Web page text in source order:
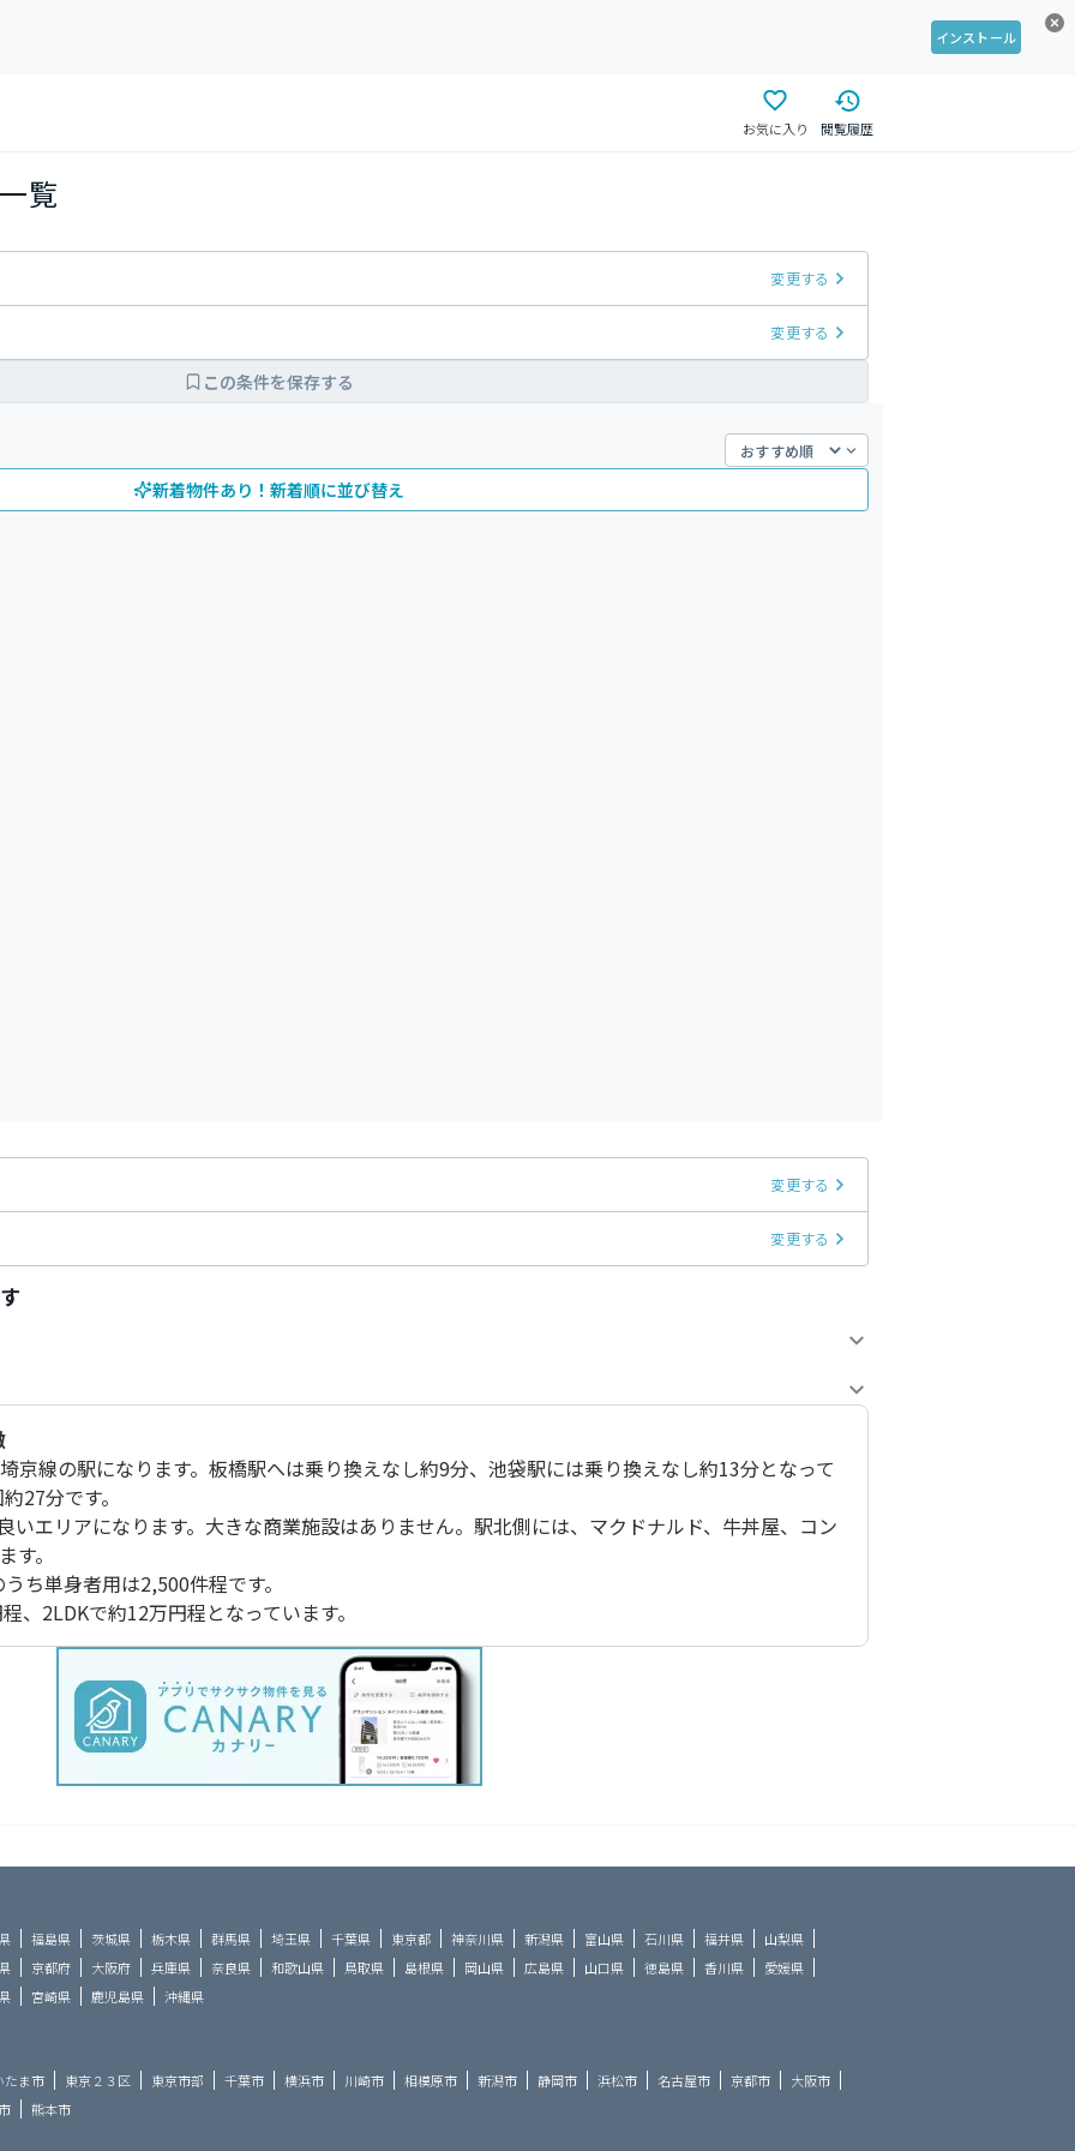
インストール
お気に入り 閲覧履歴
覧
変更する
変更する
この条件を保存する
新着物件あり！新着順に並び替え
変更する
変更する
京線の駅になります。板橋駅へは乗り換えなし約9分、池袋駅には乗り換えなし約13分となって
27分です。
いエリアになります。大きな商業施設はありません。駅北側には、マクドナルド、牛丼屋、コン
。
ち単身者用は2,500件程です。
、2LDKで約12万円程となっています。
福島県 茨城県 栃木県 群馬県 埼玉県 千葉県 東京都 神奈川県 新潟県 富山県 石川県 福井県
山梨県
京都府 大阪府 兵庫県 奈良県 和歌山県 鳥取県 島根県 岡山県 広島県 山口県 徳島県 香川県
愛媛県
宮崎県 鹿児島県 沖縄県
たま市 東京２３区 東京市部 千葉市 横浜市 川崎市 相模原市 新潟市 静岡市 浜松市 名古屋市 京都市
大阪市
熊本市